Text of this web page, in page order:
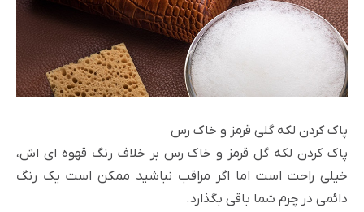
پاک کردن لکه گلی قرمز و خاک رس
پاک کردن لکه گل قرمز و خاک رس بر خلاف رنگ قهوه ای اش،
خیلی راحت است اما اگر مراقب نباشید ممکن است یک رنگ
دائمی در چرم شما باقی بگذارد.